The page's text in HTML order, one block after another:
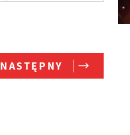
NASTĘPNY